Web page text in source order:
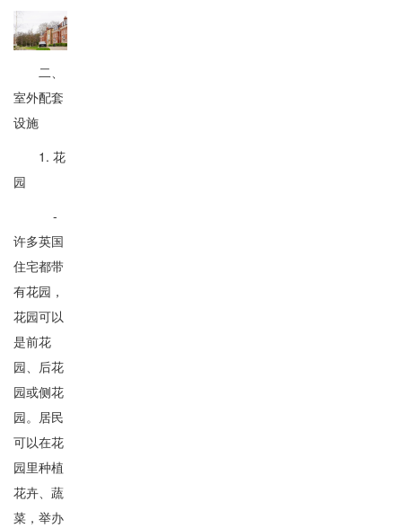
二、
室外配套
设施
1. 花
园
-
许多英国
住宅都带
有花园，
花园可以
是前花
园、后花
园或侧花
园。居民
可以在花
园里种植
花卉、蔬
菜，举办